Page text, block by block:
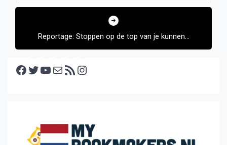
Reportage: Stoppen op de top van je kunnen…
Facebook Twitter YouTube E-mail RSS feed